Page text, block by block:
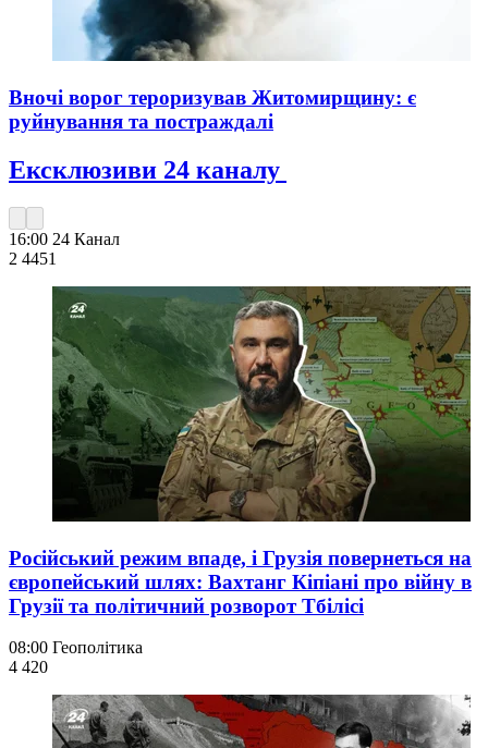
Вночі ворог тероризував Житомирщину: є
руйнування та постраждалі
Ексклюзиви 24 каналу
16:00 24 Канал
2 4451
Російський режим впаде, і Грузія повернеться на
європейський шлях: Вахтанг Кіпіані про війну в
Грузії та політичний розворот Тбілісі
08:00 Геополітика
4 420